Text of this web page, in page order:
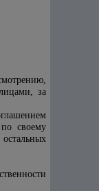
за
своему